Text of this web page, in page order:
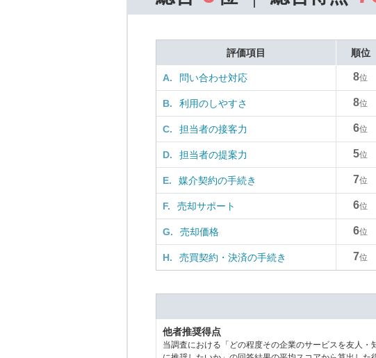
評価項目 順位
A. 問い合わせ対応 8位
B. 利用のしやすさ 8位
C. 担当者の接客力 6位
D. 担当者の提案力 5位
E. 媒介契約の手続き 7位
F. 売却サポート 6位
G. 売却価格 6位
H. 売買契約・決済の手続き 7位
他者推奨得点
当調査における「どの程度その企業のサービスを友人・